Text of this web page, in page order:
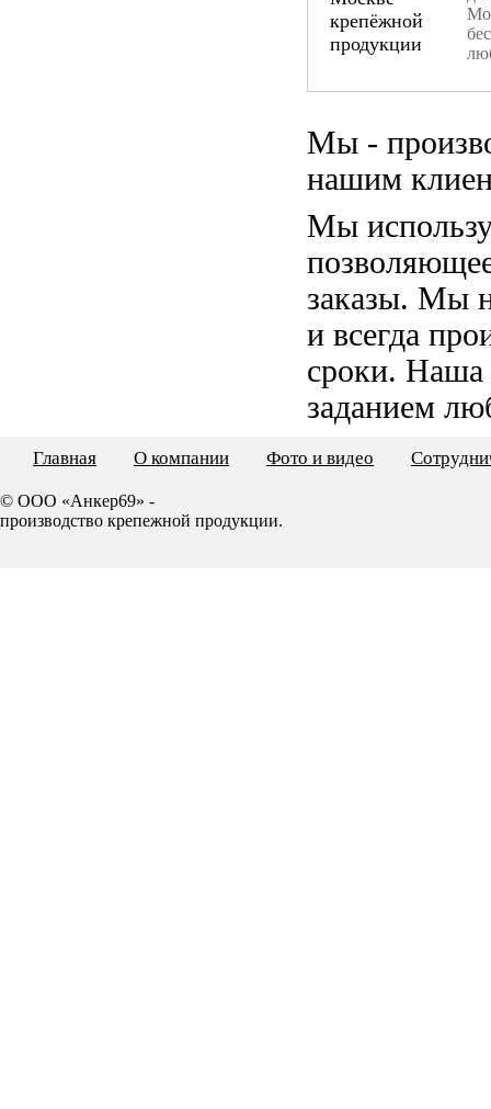
Мы -
нашим
Мы
заказы. Мы
и всегда
сроки. Наша
заданием
Главная О компании Фото и видео
© ООО «Анкер69» -
производство крепежной продукции.